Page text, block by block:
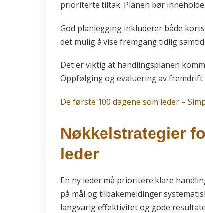
prioriterte tiltak. Planen bør
God planlegging inkluderer både
det mulig å vise fremgang tidlig
Det er viktig at handlingsplanen
Oppfølging og evaluering av
De første 100 dagene som leder –
Nøkkelstrategier
leder
En ny leder må prioritere klare
på mål og tilbakemeldinger
langvarig effektivitet og gode